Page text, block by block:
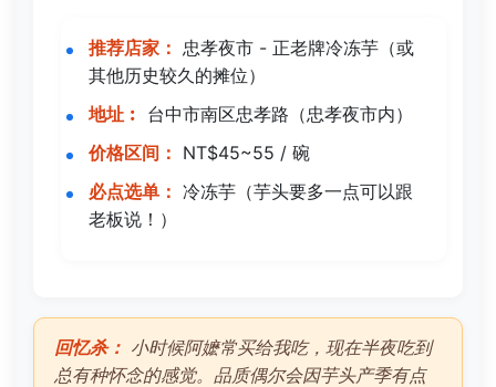
推荐店家： 忠孝夜市 - 正老牌冷冻芋（或
其他历史较久的摊位）
地址︰ 台中市南区忠孝路（忠孝夜市内）
价格区间： NT$45~55 / 碗
必点选单： 冷冻芋（芋头要多一点可以跟
老板说！）
回忆杀： 小时候阿嬷常买给我吃，现在半夜吃到
总有种怀念的感觉。品质偶尔会因芋头产季有点